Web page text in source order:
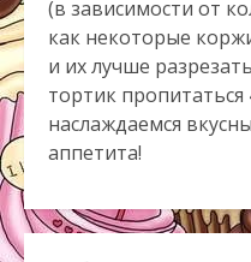
(в зависимости от
как некоторые
и их лучше
тортик
наслаждаемся
аппетита!